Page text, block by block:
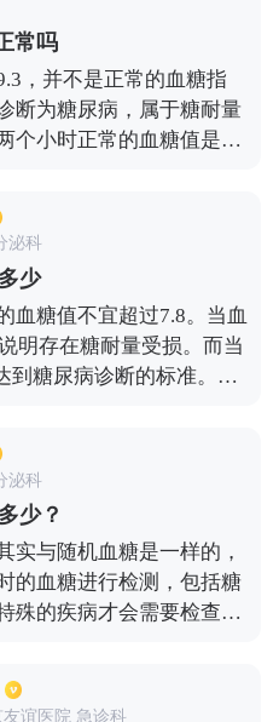
制病情。糖尿病对血管神
尿病病人一定要保持吃饭
体力，保证身心健康。
常吗
，并不是正常的血糖指
断为糖尿病，属于糖耐量
个小时正常的血糖值是
自己的血糖值偏高，平时
了餐后两个小时监测以
泌科
少
血糖值不宜超过7.8。当血
明存在糖耐量受损。而当
到糖尿病诊断的标准。在
查，比如做糖耐量实验。
空腹状态。需要先抽空
服75克葡萄糖粉，在5分
再抽一次血糖。如果血糖
则说明是糖耐量减低。
断为糖尿病。
泌科
少？
实与随机血糖是一样的，
的血糖进行检测，包括糖
殊的疾病才会需要检查餐
可能出现了问题，那么则
谊医院 急诊科